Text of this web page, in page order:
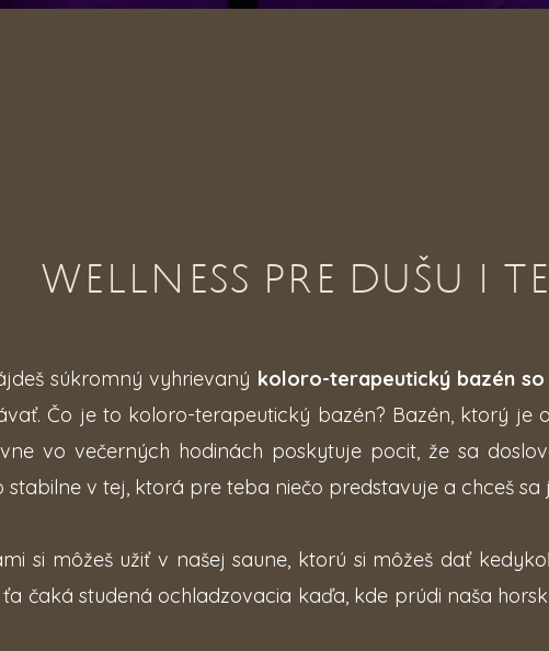
WELLNESS PRE DUŠU I
súkromný vyhrievaný koloro-terapeutický bazén
Čo je to koloro-terapeutický bazén? Bazén, ktorý je
vo večerných hodinách poskytuje pocit, že sa
v tej, ktorá pre teba niečo predstavuje a chceš sa
si môžeš užiť v našej saune, ktorú si môžeš dať
čaká studená ochladzovacia kaďa, kde prúdi naša